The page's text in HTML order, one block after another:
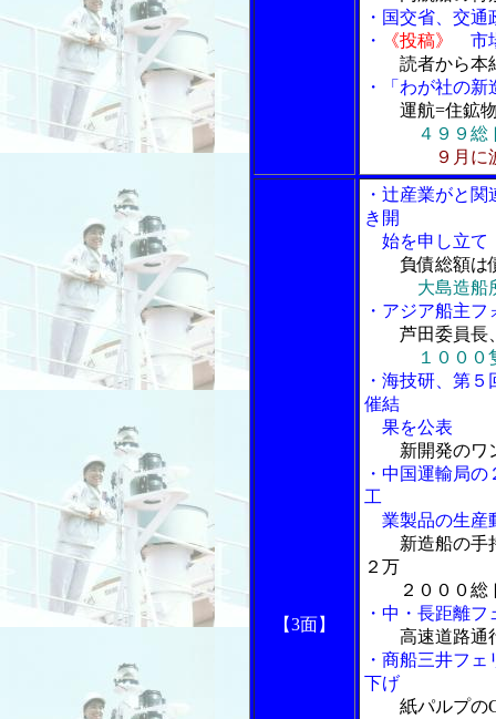
・国交省、交
・
《投稿》
市
読者から本
・「わが社の新
運航=住鉱
４９９総
９月に
【3面】
・辻産業がと
き開
始を申し立て
負債総額は
大島造船
・アジア船主
芦田委員長
１０００
・海技研、第
催結
果を公表
新開発のワ
・中国運輸局
工
業製品の生産
新造船の手
２万
２０００総
・中・長距離
高速道路通
・商船三井フ
下げ
紙パルプの